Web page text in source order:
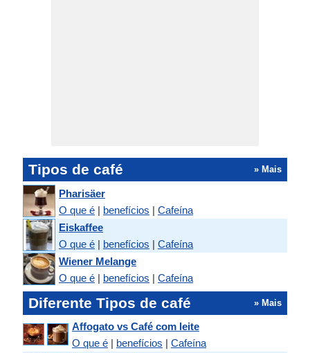
Tipos de café » Mais
Pharisäer
O que é | benefícios | Cafeína
Eiskaffee
O que é | benefícios | Cafeína
Wiener Melange
O que é | benefícios | Cafeína
Diferente Tipos de café » Mais
Affogato vs Café com leite
O que é | benefícios | Cafeína